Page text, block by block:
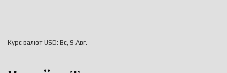
Курс валют USD: Вс, 9 Авг.